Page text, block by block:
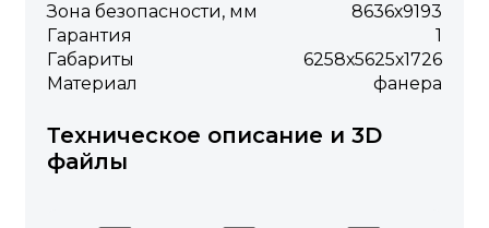
Зона безопасности, мм
8636х9193
Гарантия
1
Габариты
6258х5625х1726
Материал
фанера
Техническое описание и 3D
файлы